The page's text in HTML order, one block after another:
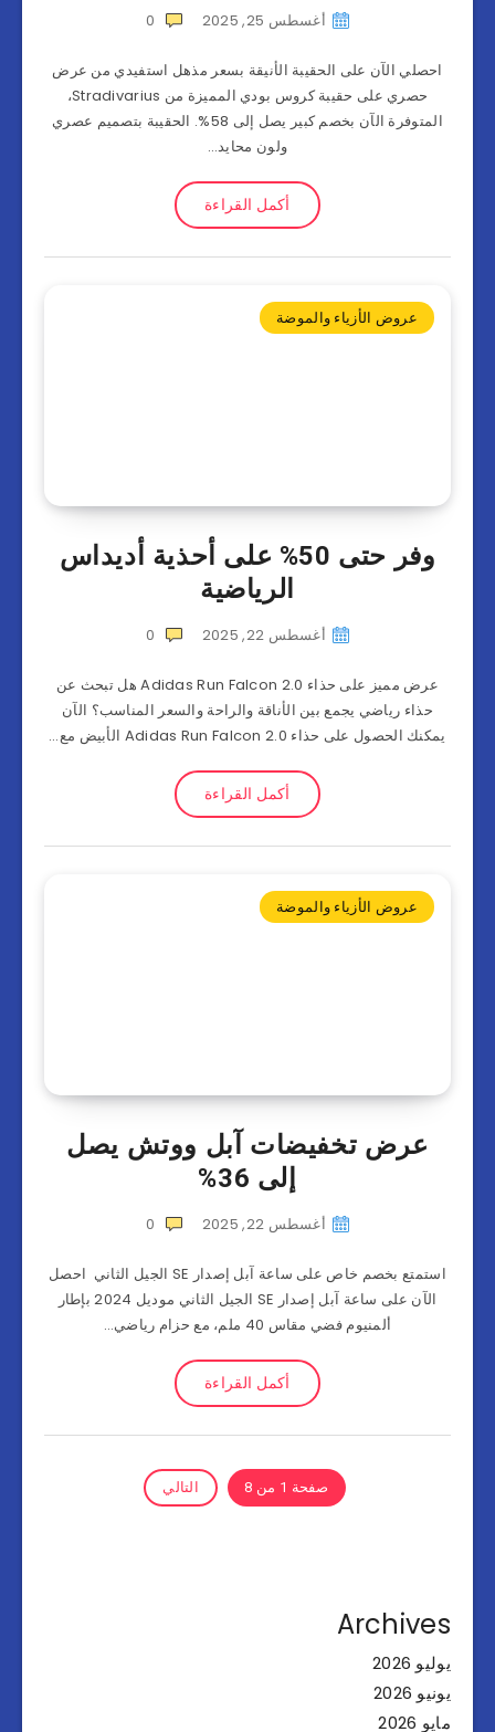
أغسطس 25, 2025 0
احصلي الآن على الحقيبة الأنيقة بسعر مذهل استفيدي من عرض
حصري على حقيبة كروس بودي المميزة من Stradivarius،
المتوفرة الآن بخصم كبير يصل إلى 58%. الحقيبة بتصميم عصري
ولون محايد…
أكمل القراءة
عروض الأزياء والموضة
وفر حتى 50% على أحذية أديداس
الرياضية
أغسطس 22, 2025 0
عرض مميز على حذاء Adidas Run Falcon 2.0 هل تبحث عن
حذاء رياضي يجمع بين الأناقة والراحة والسعر المناسب؟ الآن
يمكنك الحصول على حذاء Adidas Run Falcon 2.0 الأبيض مع…
أكمل القراءة
عروض الأزياء والموضة
عرض تخفيضات آبل ووتش يصل
إلى 36%
أغسطس 22, 2025 0
استمتع بخصم خاص على ساعة آبل إصدار SE الجيل الثاني احصل
الآن على ساعة آبل إصدار SE الجيل الثاني موديل 2024 بإطار
ألمنيوم فضي مقاس 40 ملم، مع حزام رياضي…
أكمل القراءة
صفحة 1 من 8 التالي
Archives
يوليو 2026
يونيو 2026
مايو 2026